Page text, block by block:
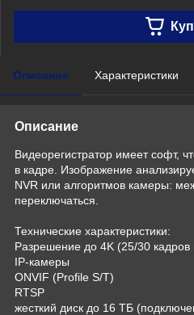
Описание Характеристики
Описание
Видеорегистратор имеет софт,
в кадре. Изображение
NVR или алгоритмов камеры:
переключаться.
Технические характеристики:
Разрешение до 4K (25/30 кадров
IP-камеры
ONVIF (Profile S/T)
RTSP
жесткий диск до 16 ТБ